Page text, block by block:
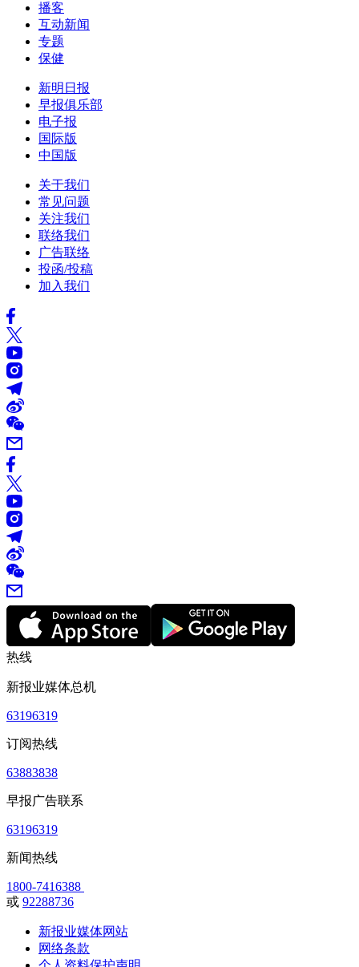
播客
互动新闻
专题
保健
新明日报
早报俱乐部
电子报
国际版
中国版
关于我们
常见问题
关注我们
联络我们
广告联络
投函/投稿
加入我们
热线
新报业媒体总机
63196319
订阅热线
63883838
早报广告联系
63196319
新闻热线
1800-7416388
或 92288736
新报业媒体网站
网络条款